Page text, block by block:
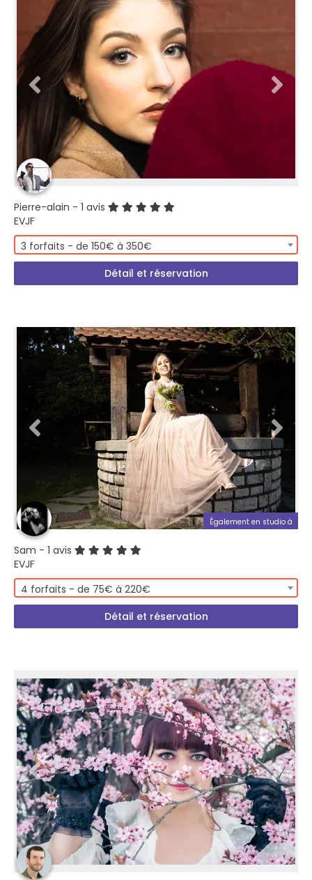
Pierre-alain - 1 avis
EVJF
3 forfaits - de 150€ à 350€
Détail et réservation
Également en studio à
Sam - 1 avis
EVJF
4 forfaits - de 75€ à 220€
Détail et réservation